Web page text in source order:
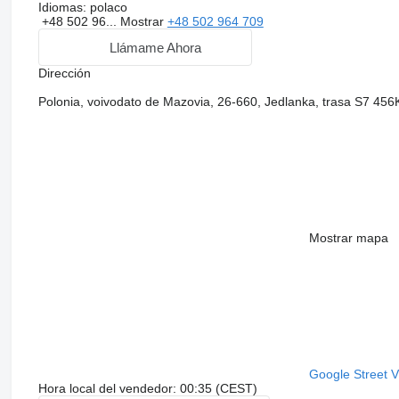
Idiomas: polaco
+48 502 96... Mostrar +48 502 964 709
Llámame Ahora
Dirección
Polonia, voivodato de Mazovia, 26-660, Jedlanka, trasa S7
Mostrar mapa
Google Street
Hora local del vendedor: 00:35 (CEST)